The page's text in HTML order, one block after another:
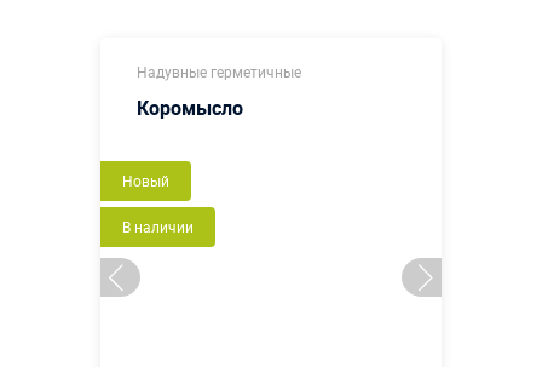
Надувные герметичные
Коромысло
Новый
В наличии